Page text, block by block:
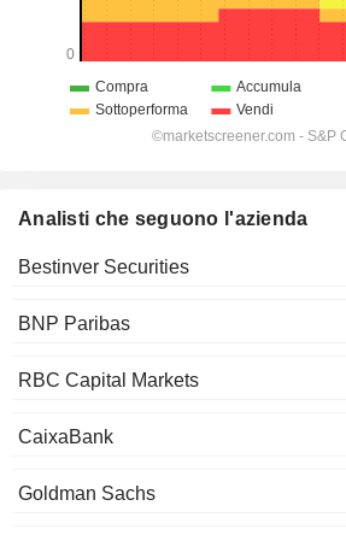
Analisti che seguono l'azienda
Bestinver Securities
BNP Paribas
RBC Capital Markets
CaixaBank
Goldman Sachs